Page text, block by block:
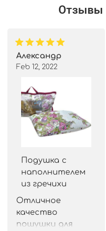
Отзывы
Александр
Feb 12, 2022
Подушка с
наполнителем
из гречихи
Отличное
качество
пошушки для